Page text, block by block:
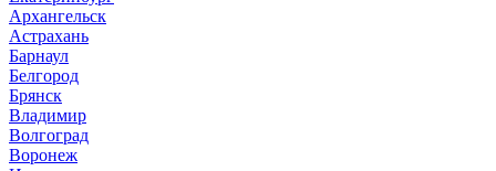
Архангельск
Астрахань
Барнаул
Белгород
Брянск
Владимир
Волгоград
Воронеж